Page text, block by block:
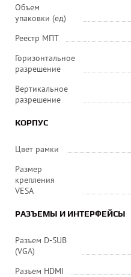
Объем
упаковки (ед)
Реестр МПТ
Горизонтальное
разрешение
Вертикальное
разрешение
КОРПУС
Цвет рамки
Размер
крепления
VESA
РАЗЪЕМЫ И ИНТЕРФЕЙСЫ
Разъем D-SUB
(VGA)
Разъем HDMI